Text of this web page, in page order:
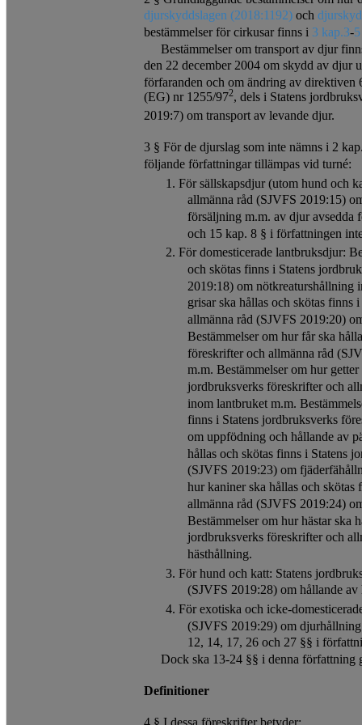
djurskyddslagen (2018:1192) och
bestämmelser för cirkusar finns i 3 kap.3-
Bestämmelser om transport av djur
den 22 december 2004 om skydd av djur
förfaranden och om ändring av
(EG) nr 1255/972, dels i Statens
2019:7) om transport av levande djur.
3 § För de djurslag som inte nämns i 2
följande författningar tillämpas vid turné:
1. För sällskapsdjur (utom hund och
allmänna råd (SJVFS 2019:15)
försäljning m.m. av djur avsedda
och 15 kap. 8 § i författningen
2. För domesticerade lantbruksdjur:
och skötas finns i Statens
2019:18) om nötkreaturshållning
grisar ska hållas och skötas finns
allmänna råd (SJVFS 2019:20)
Bestämmelser om hur får ska
föreskrifter och allmänna råd
m.m. Bestämmelser om hur
jordbruksverks föreskrifter och
inom lantbruket m.m.
finns i Statens jordbruksverks
om uppfödning och hållande av
hållas och skötas finns i Statens
(SJVFS 2019:23) om
hur kaniner ska hållas och
allmänna råd (SJVFS 2019:24)
Bestämmelser om hur hästar ska
jordbruksverks föreskrifter och
hästhållning.
3. För hund och katt: Statens
(SJVFS 2019:28) om hållande av
4. För exotiska och icke-
(SJVFS 2019:29) om
12, 14, 17, 26 och 27 §§ i
Dock ska 13-24 §§ i denna författning
Definitioner
4 § I dessa föreskrifter betyder: